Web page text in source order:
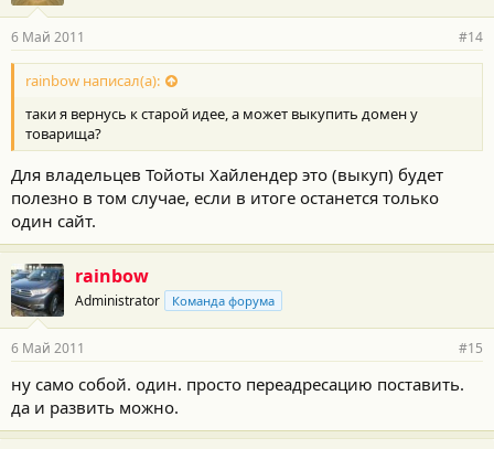
6 Май 2011 #14
rainbow написал(а):
таки я вернусь к старой идее, а может выкупить домен у
товарища?
Для владельцев Тойоты Хайлендер это (выкуп) будет
полезно в том случае, если в итоге останется только
один сайт.
rainbow
Administrator Команда форума
6 Май 2011 #15
ну само собой. один. просто переадресацию поставить.
да и развить можно.